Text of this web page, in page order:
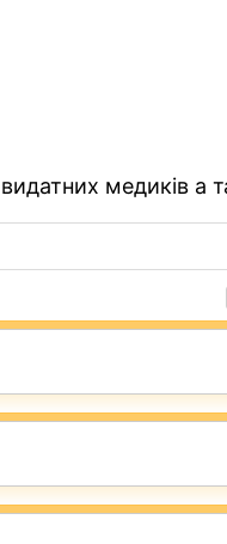
медиків а